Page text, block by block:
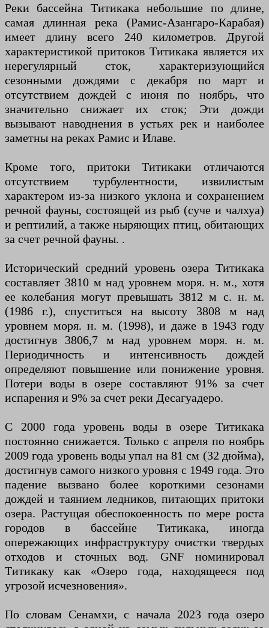
Реки бассейна Титикака небольшие по длине,
самая длинная река (Рамис-Азангаро-Карабая)
имеет длину всего 240 километров. Другой
характеристикой притоков Титикака является их
нерегулярный сток, характеризующийся
сезонными дождями с декабря по март и
отсутствием дождей с июня по ноябрь, что
значительно снижает их сток; Эти дожди
вызывают наводнения в устьях рек и наиболее
заметны на реках Рамис и Илаве.
Кроме того, притоки Титикаки отличаются
отсутствием турбулентности, извилистым
характером из-за низкого уклона и сохранением
речной фауны, состоящей из рыб (суче и чалхуа)
и рептилий, а также ныряющих птиц, обитающих
за счет речной фауны. .
Исторический средний уровень озера Титикака
составляет 3810 м над уровнем моря. н. м., хотя
ее колебания могут превышать 3812 м с. н. м.
(1986 г.), спуститься на высоту 3808 м над
уровнем моря. н. м. (1998), и даже в 1943 году
достигнув 3806,7 м над уровнем моря. н. м.
Периодичность и интенсивность дождей
определяют повышение или понижение уровня.
Потери воды в озере составляют 91% за счет
испарения и 9% за счет реки Десагуадеро.
С 2000 года уровень воды в озере Титикака
постоянно снижается. Только с апреля по ноябрь
2009 года уровень воды упал на 81 см (32 дюйма),
достигнув самого низкого уровня с 1949 года. Это
падение вызвано более короткими сезонами
дождей и таянием ледников, питающих притоки
озера. Растущая обеспокоенность по мере роста
городов в бассейне Титикака, иногда
опережающих инфраструктуру очистки твердых
отходов и сточных вод. GNF номинировал
Титикаку как «Озеро года, находящееся под
угрозой исчезновения».
По словам Сенамхи, с начала 2023 года озеро